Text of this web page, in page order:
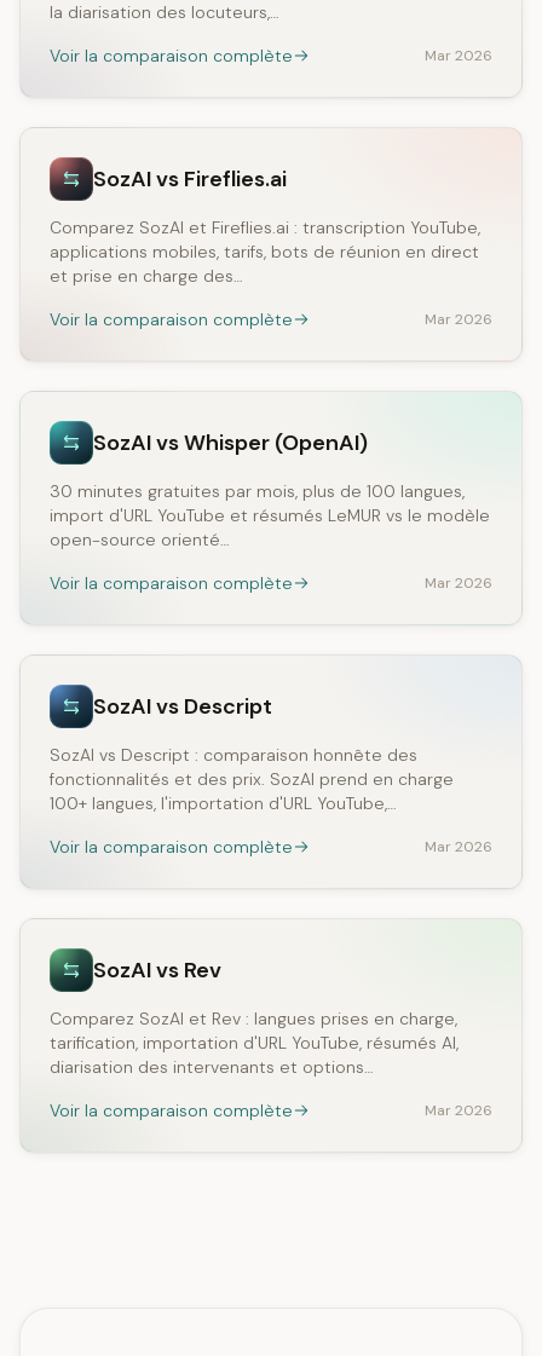
la diarisation des locuteurs,…
Voir la comparaison complète
Mar 2026
SozAI vs Fireflies.ai
Comparez SozAI et Fireflies.ai : transcription YouTube,
applications mobiles, tarifs, bots de réunion en direct
et prise en charge des…
Voir la comparaison complète
Mar 2026
SozAI vs Whisper (OpenAI)
30 minutes gratuites par mois, plus de 100 langues,
import d'URL YouTube et résumés LeMUR vs le modèle
open-source orienté…
Voir la comparaison complète
Mar 2026
SozAI vs Descript
SozAI vs Descript : comparaison honnête des
fonctionnalités et des prix. SozAI prend en charge
100+ langues, l'importation d'URL YouTube,…
Voir la comparaison complète
Mar 2026
SozAI vs Rev
Comparez SozAI et Rev : langues prises en charge,
tarification, importation d'URL YouTube, résumés AI,
diarisation des intervenants et options…
Voir la comparaison complète
Mar 2026